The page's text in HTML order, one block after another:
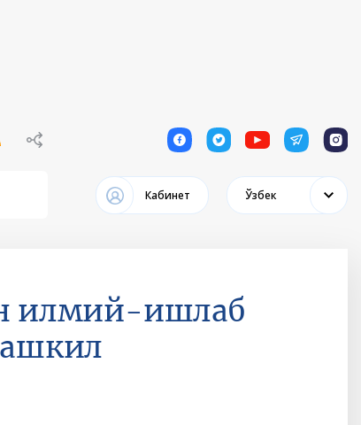
1 1 1 1 1
Кабинет Ўзбек
илмий-ишлаб